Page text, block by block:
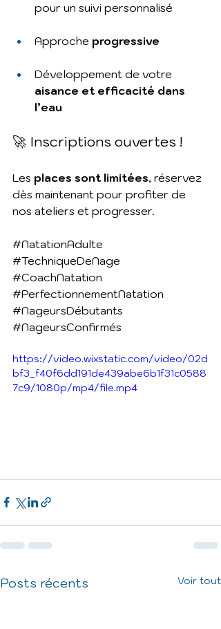
pour un suivi personnalisé
Approche progressive
Développement de votre
aisance et efficacité dans
l’eau
🚀 Inscriptions ouvertes !
Les places sont limitées, réservez
dès maintenant pour profiter de
nos ateliers et progresser.
#NatationAdulte
#TechniqueDeNage
#CoachNatation
#PerfectionnementNatation
#NageursDébutants
#NageursConfirmés
https://video.wixstatic.com/video/02d
bf3_f40f6dd191de439abe6b1f31c0588
7c9/1080p/mp4/file.mp4
Posts récents Voir tout